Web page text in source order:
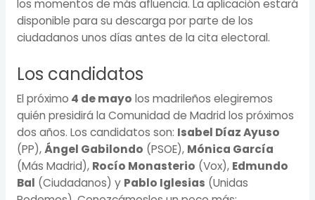
los momentos de más afluencia. La aplicación estará
disponible para su descarga por parte de los
ciudadanos unos días antes de la cita electoral.
Los candidatos
El próximo 4 de mayo los madrileños elegiremos
quién presidirá la Comunidad de Madrid los próximos
dos años. Los candidatos son: Isabel Díaz Ayuso
(PP),Ángel Gabilondo (PSOE), Mónica García
(Más Madrid), Rocío Monasterio (Vox), Edmundo
Bal (Ciudadanos) y Pablo Iglesias (Unidas